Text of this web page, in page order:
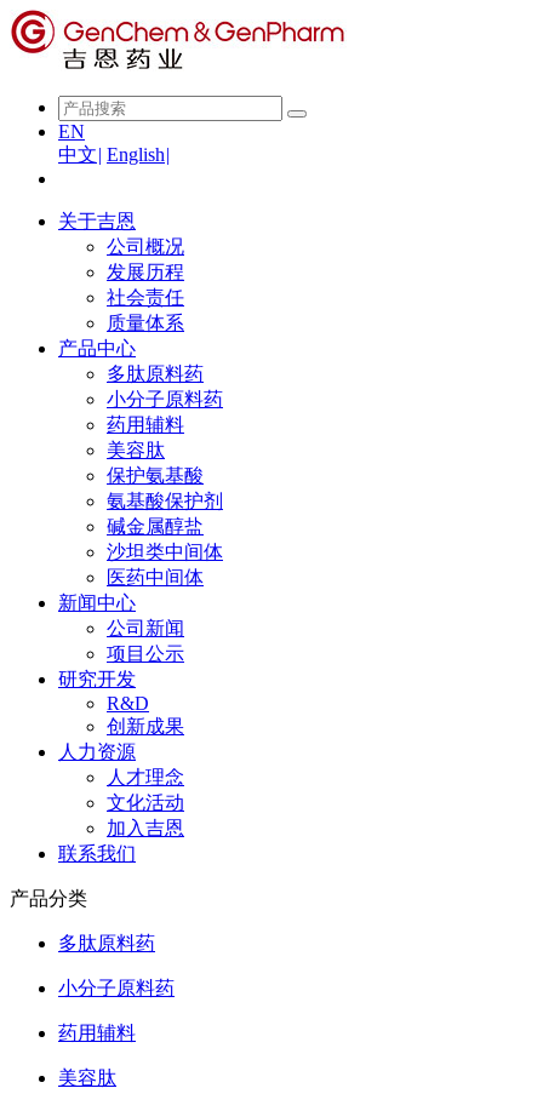
EN
中文| English|
关于吉恩
公司概况
发展历程
社会责任
质量体系
产品中心
多肽原料药
小分子原料药
药用辅料
美容肽
保护氨基酸
氨基酸保护剂
碱金属醇盐
沙坦类中间体
医药中间体
新闻中心
公司新闻
项目公示
研究开发
R&D
创新成果
人力资源
人才理念
文化活动
加入吉恩
联系我们
产品分类
多肽原料药
小分子原料药
药用辅料
美容肽